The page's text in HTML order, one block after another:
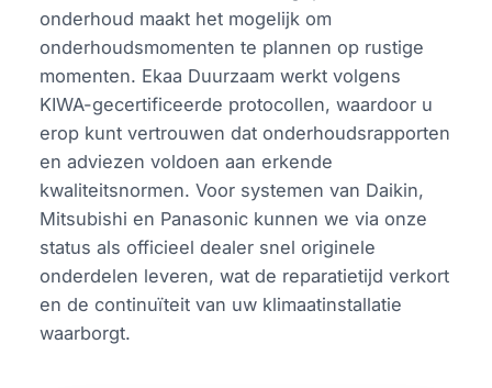
onderhoud maakt het mogelijk om
onderhoudsmomenten te plannen op rustige
momenten. Ekaa Duurzaam werkt volgens
KIWA-gecertificeerde protocollen, waardoor u
erop kunt vertrouwen dat onderhoudsrapporten
en adviezen voldoen aan erkende
kwaliteitsnormen. Voor systemen van Daikin,
Mitsubishi en Panasonic kunnen we via onze
status als officieel dealer snel originele
onderdelen leveren, wat de reparatietijd verkort
en de continuïteit van uw klimaatinstallatie
waarborgt.